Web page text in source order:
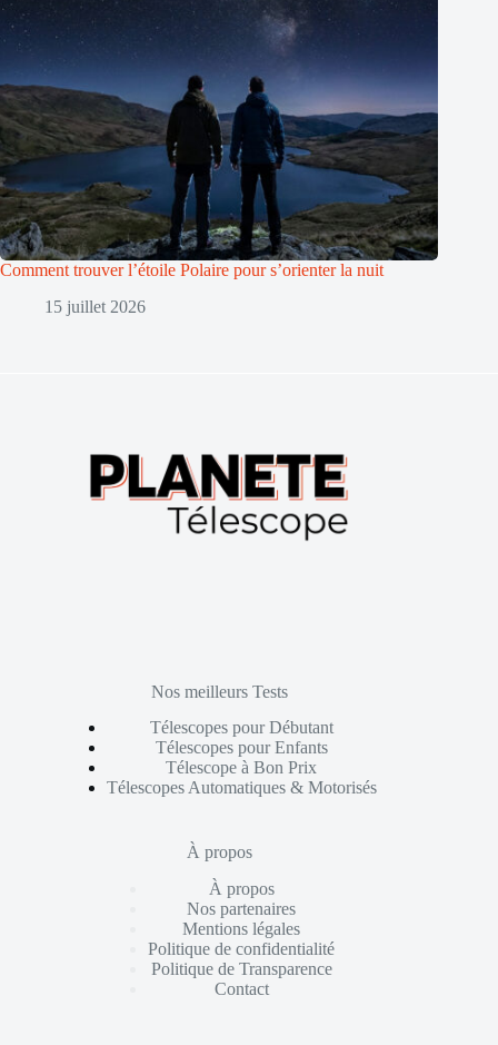
Comment trouver l’étoile Polaire pour s’orienter la nuit
15 juillet 2026
Nos meilleurs Tests
Télescopes pour Débutant
Télescopes pour Enfants
Télescope à Bon Prix
Télescopes Automatiques & Motorisés
À propos
À propos
Nos partenaires
Mentions légales
Politique de confidentialité
Politique de Transparence
Contact